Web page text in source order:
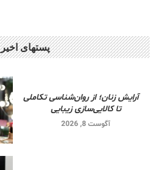
پستهای اخیر
آرایش زنان؛ از روان‌شناسی تکاملی
تا کالایی‌سازی زیبایی
آگوست 8, 2026